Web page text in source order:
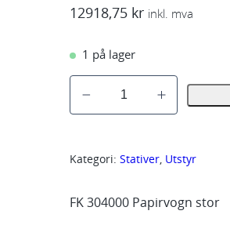
12918,75 kr inkl. mva
1 på lager
K
0
0
Kategori: Stativer, Utstyr
FK 304000 Papirvogn stor